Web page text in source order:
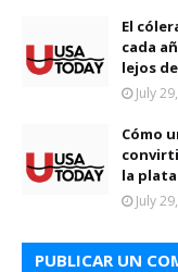
El
cada
lejos
July
Cómo
la
July
PUBLICAR UN